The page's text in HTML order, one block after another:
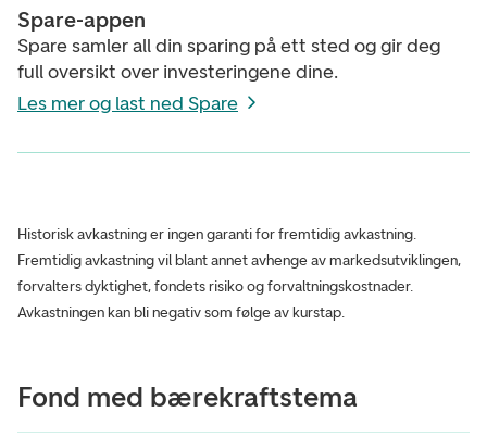
Spare-appen
Spare samler all din sparing på ett sted og gir deg
full oversikt over investeringene dine.
Les mer og last ned Spare
Historisk avkastning er ingen garanti for fremtidig avkastning.
Fremtidig avkastning vil blant annet avhenge av markedsutviklingen,
forvalters dyktighet, fondets risiko og forvaltningskostnader.
Avkastningen kan bli negativ som følge av kurstap.
Fond med bærekraftstema